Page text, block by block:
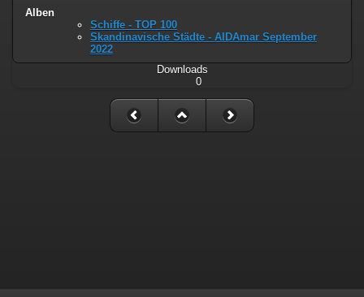
Alben
Schiffe - TOP 100
Skandinavische Städte - AIDAmar September
2022
Downloads
0